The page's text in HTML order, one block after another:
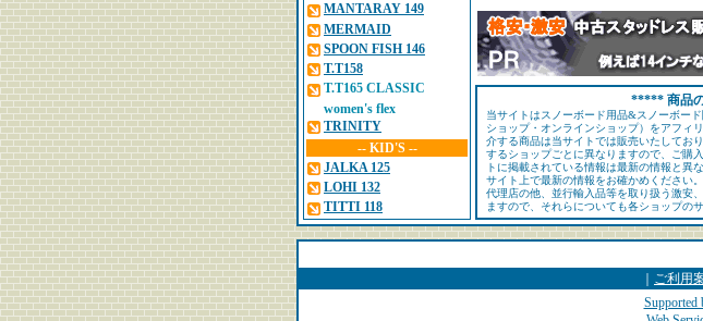
MANTARAY 149
MERMAID
SPOON FISH 146
T.T158
T.T165 CLASSIC
women's flex
TRINITY
-- KID'S --
JALKA 125
LOHI 132
TITTI 118
***** 商品
当サイトはスノーボード用品&スノーボー
ショップ・オンラインショップ）をアフィ
介する商品は当サイトでは販売いたしてお
するショップごとに異なりますので、ご購
トに掲載されている情報は最新の情報と異
サイト上で最新の情報をお確かめください
代理店の他、並行輸入品等を取り扱う激安
ますので、それらについても各ショップの
ご利用
Supported